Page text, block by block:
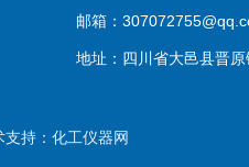
邮箱：
地址：四川省大邑县晋
持： 化工仪器网